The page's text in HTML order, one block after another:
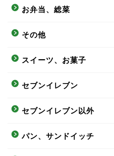
お弁当、総菜
その他
スイーツ、お菓子
セブンイレブン
セブンイレブン以外
パン、サンドイッチ